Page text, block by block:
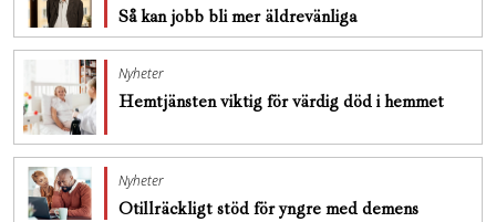
Så kan jobb bli mer äldrevänliga
Nyheter
Hemtjänsten viktig för värdig död i hemmet
Nyheter
Otillräckligt stöd för yngre med demens